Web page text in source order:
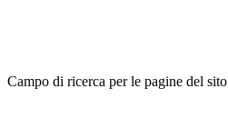
Campo di ricerca per le pagine del sito